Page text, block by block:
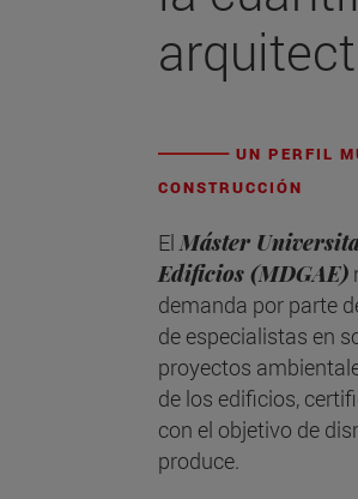
UN PERFIL
CONSTRUCCIÓN
ElMáster
Edificios (MDGAE)
demanda por parte
de especialistas en
proyectos
de los edificios,
con el objetivo de
produce.